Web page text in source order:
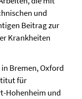
und
Beitrag zur
Krankheiten
Bremen, Oxford
für
Hohenheim und